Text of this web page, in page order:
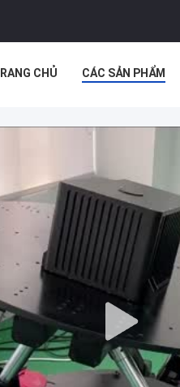
CHỦ CÁC SẢN PHẨM